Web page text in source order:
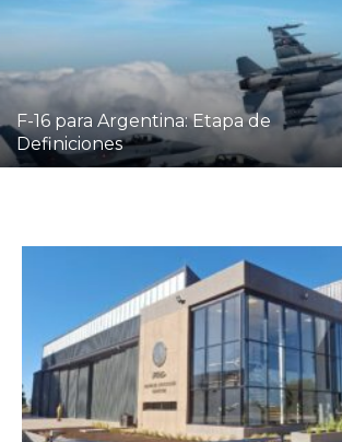
F-16 para Argentina: Etapa de
Definiciones